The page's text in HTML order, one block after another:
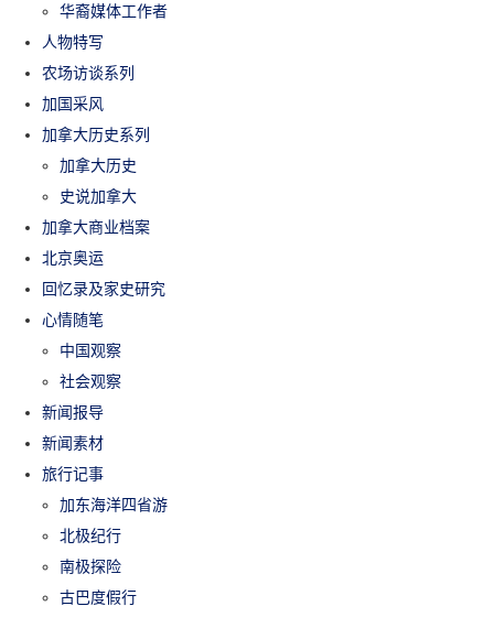
华裔媒体工作者
人物特写
农场访谈系列
加国采风
加拿大历史系列
加拿大历史
史说加拿大
加拿大商业档案
北京奥运
回忆录及家史研究
心情随笔
中国观察
社会观察
新闻报导
新闻素材
旅行记事
加东海洋四省游
北极纪行
南极探险
古巴度假行